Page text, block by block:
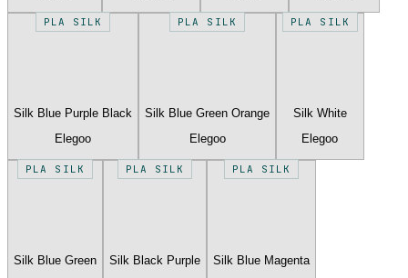
PLA SILK
Silk Blue Purple Black
Elegoo
PLA SILK
Silk Blue Green Orange
Elegoo
PLA SILK
Silk White
Elegoo
PLA SILK
Silk Blue Green
PLA SILK
Silk Black Purple
PLA SILK
Silk Blue Magenta